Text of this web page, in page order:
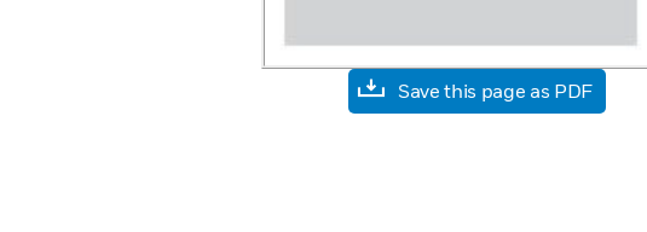
Save this page as PDF